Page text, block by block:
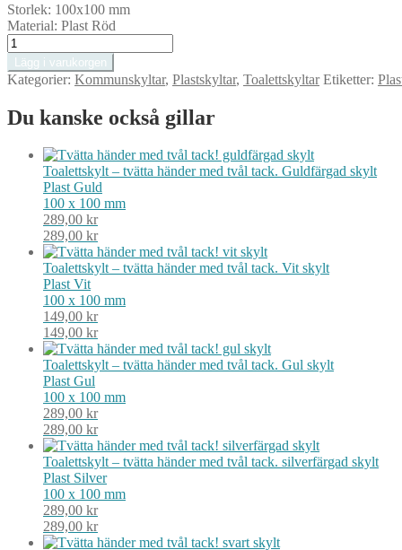
Storlek: 100x100 mm
Material: Plast Röd
Toalettskylt
–
tvätta
händer
tvål
Röd
mängd
Lägg i varukorgen
Kategorier: Kommunskyltar, Plastskyltar, Toalettskyltar Etiketter:
Du kanske också gillar
Toalettskylt – tvätta händer med tvål tack. Guldfärgad skylt
Plast Guld
100 x 100 mm
289,00 kr
289,00 kr
Toalettskylt – tvätta händer med tvål tack. Vit skylt
Plast Vit
100 x 100 mm
149,00 kr
149,00 kr
Toalettskylt – tvätta händer med tvål tack. Gul skylt
Plast Gul
100 x 100 mm
289,00 kr
289,00 kr
Toalettskylt – tvätta händer med tvål tack. silverfärgad skylt
Plast Silver
100 x 100 mm
289,00 kr
289,00 kr